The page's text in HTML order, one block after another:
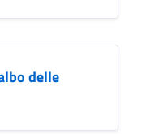
delle